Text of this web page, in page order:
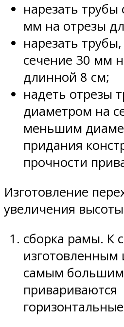
нарезать
мм на отрезы
нарезать
сечение 30 мм
длинной 8 см;
надеть отрезы
диаметром на
меньшим
придания
прочности
Изготовление
увеличения
сборка рамы. К
изготовленным
самым
привариваются